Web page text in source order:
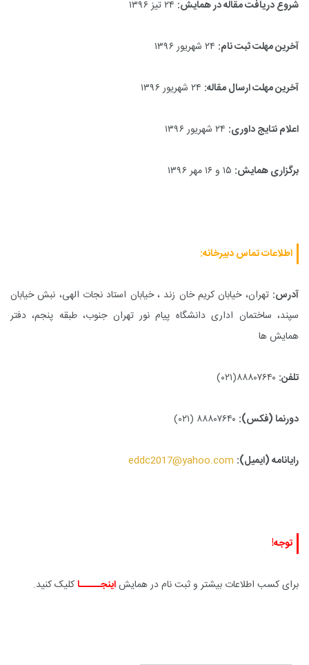
شروع دریافت مقاله در همایش:
آخرین مهلت ثبت نام:
آخرین مهلت ارسال مقاله:
اعلام نتایج داوری:
برگزاری همایش:
اطلاعات تماس دبیرخانه:
آدرس: تهران، خیابان کریم خان زند ، خیابان استاد نجات الهی، نبش خیابان
سپند، ساختمان اداری دانشگاه پیام نور تهران جنوب، طبقه پنجم، دفتر
همایش ها
تلفن:
دورنما (فکس):
رایانامه (ایمیل): eddc2017@yahoo.com
توجه!
برای کسب اطلاعات بیشتر و ثبت نام در همایشاینجـــــاکلیک کنید.